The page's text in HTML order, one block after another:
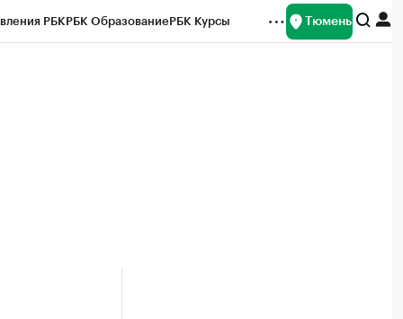
РБКРБК ОбразованиеРБК Курсы Тюмень